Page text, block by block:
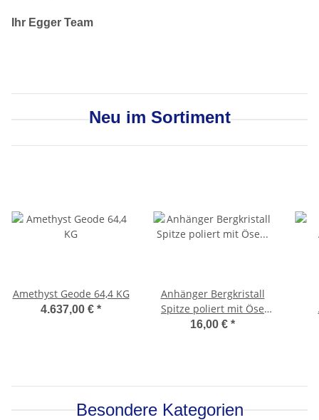
Ihr Egger Team
Neu im Sortiment
Amethyst Geode 64,4 KG
4.637,00 € *
Anhänger Bergkristall
Spitze poliert mit Öse
925er Silber
16,00 € *
Besondere Kategorien